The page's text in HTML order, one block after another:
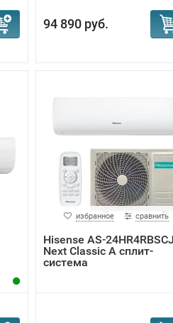
94 890 руб.
избранное сравнить
Hisense AS-
Next Classic A сплит-
система